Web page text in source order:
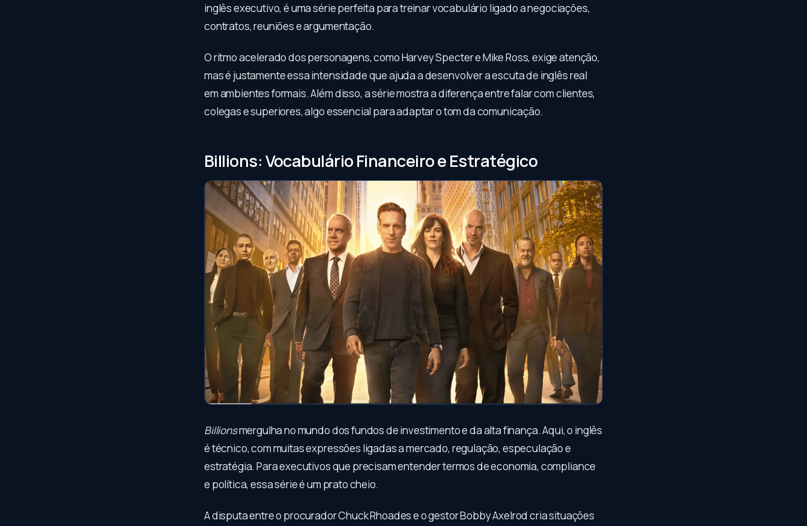
inglês executivo, é uma série perfeita para treinar vocabulário ligado a negociações,
contratos, reuniões e argumentação.
O ritmo acelerado dos personagens, como Harvey Specter e Mike Ross, exige atenção,
mas é justamente essa intensidade que ajuda a desenvolver a escuta de inglês real
em ambientes formais. Além disso, a série mostra a diferença entre falar com clientes,
colegas e superiores, algo essencial para adaptar o tom da comunicação.
Billions: Vocabulário Financeiro e Estratégico
Billionsmergulha no mundo dos fundos de investimento e da alta finança. Aqui, o inglês
é técnico, com muitas expressões ligadas a mercado, regulação, especulação e
estratégia. Para executivos que precisam entender termos de economia, compliance
e política, essa série é um prato cheio.
A disputa entre o procurador Chuck Rhoades e o gestor Bobby Axelrod cria situações